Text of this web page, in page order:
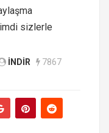
sizlerle
INDIR
7867